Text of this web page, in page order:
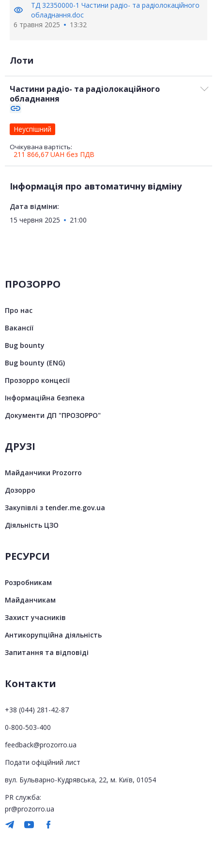
visibility
ТД 32350000-1 Частини радіо- та радіолокаційного
обладнання.doc
6 травня 2025
13:32
Лоти
Частини радіо- та радіолокаційного
обладнання
link
Очікувана вартість:
211 866,67 UAH без ПДВ
Неуспішний
Інформація про автоматичну відміну
Дата відміни:
15 червня 2025
21:00
ПРОЗОРРО
Про нас
Вакансії
Bug bounty
Bug bounty (ENG)
Прозорро концесії
Інформаційна безпека
Документи ДП "ПРОЗОРРО"
ДРУЗІ
Майданчики Prozorro
Дозорро
Закупівлі з tender.me.gov.ua
Діяльність ЦЗО
РЕСУРСИ
Розробникам
Майданчикам
Захист учасників
Антикорупційна діяльність
Запитання та відповіді
Контакти
+38 (044) 281-42-87
0-800-503-400
feedback@prozorro.ua
Подати офіційний лист
вул. Бульварно-Кудрявська, 22, м. Київ, 01054
PR служба:
pr@prozorro.ua